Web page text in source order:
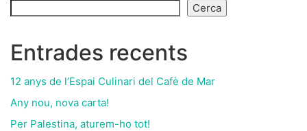
Cerca
Entrades recents
12 anys de l’Espai Culinari del Cafè de Mar
Any nou, nova carta!
Per Palestina, aturem-ho tot!